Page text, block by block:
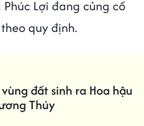
Lợi đang củng cố
quy định.
đất sinh ra Hoa hậu
Thúy